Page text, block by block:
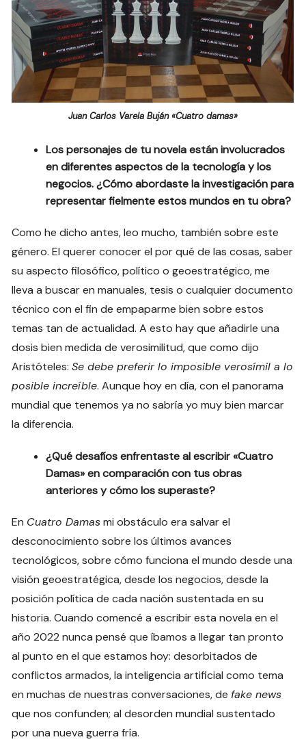
Juan Carlos Varela Buján «Cuatro damas»
Los personajes de tu novela están involucrados
en diferentes aspectos de la tecnología y los
negocios. ¿Cómo abordaste la investigación para
representar fielmente estos mundos en tu obra?
Como he dicho antes, leo mucho, también sobre este
género. El querer conocer el por qué de las cosas, saber
su aspecto filosófico, político o geoestratégico, me
lleva a buscar en manuales, tesis o cualquier documento
técnico con el fin de empaparme bien sobre estos
temas tan de actualidad. A esto hay que añadirle una
dosis bien medida de verosimilitud, que como dijo
Aristóteles:Se debe preferir lo imposible verosímil a lo
posible increíble. Aunque hoy en día, con el panorama
mundial que tenemos ya no sabría yo muy bien marcar
la diferencia.
¿Qué desafíos enfrentaste al escribir «Cuatro
Damas» en comparación con tus obras
anteriores y cómo los superaste?
En Cuatro Damasmi obstáculo era salvar el
desconocimiento sobre los últimos avances
tecnológicos, sobre cómo funciona el mundo desde una
visión geoestratégica, desde los negocios, desde la
posición política de cada nación sustentada en su
historia. Cuando comencé a escribir esta novela en el
año 2022 nunca pensé que íbamos a llegar tan pronto
al punto en el que estamos hoy: desorbitados de
conflictos armados, la inteligencia artificial como tema
en muchas de nuestras conversaciones, de fake news
que nos confunden; al desorden mundial sustentado
por una nueva guerra fría.